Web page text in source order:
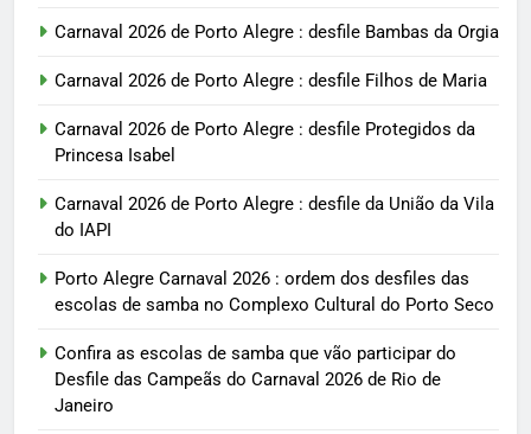
Carnaval 2026 de Porto Alegre : desfile Bambas da Orgia
Carnaval 2026 de Porto Alegre : desfile Filhos de Maria
Carnaval 2026 de Porto Alegre : desfile Protegidos da
Princesa Isabel
Carnaval 2026 de Porto Alegre : desfile da União da Vila
do IAPI
Porto Alegre Carnaval 2026 : ordem dos desfiles das
escolas de samba no Complexo Cultural do Porto Seco
Confira as escolas de samba que vão participar do
Desfile das Campeãs do Carnaval 2026 de Rio de
Janeiro